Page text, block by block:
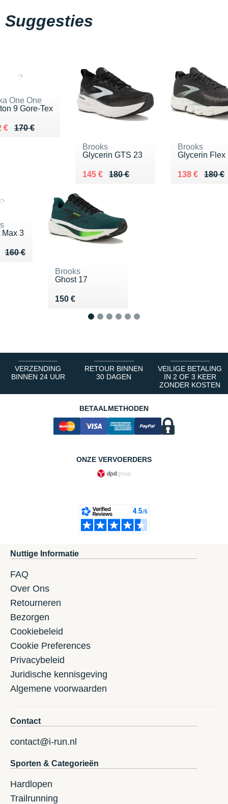
Suggesties
One One
9 Gore-Tex
170 €
de 170 €
€ 112 €
Brooks
Glycerin GTS 23
180 €
Au lieu de 180 €
145 €
Vendu 145 €
Brooks
Glycerin Flex
180 €
Au lieu de
138 €
Vendu 138 €
Max 3
160 €
de 160 €
125 €
Brooks
Ghost 17
150 €
Vendu 150 €
VERZENDING
BINNEN 24 UUR
RETOUR BINNEN
30 DAGEN
VEILIGE BETALING
IN 2 OF 3 KEER
ZONDER KOSTEN
BETAALMETHODEN
ONZE VERVOERDERS
Nuttige Informatie
FAQ
Over Ons
Retourneren
Bezorgen
Cookiebeleid
Cookie Preferences
Privacybeleid
Juridische kennisgeving
Algemene voorwaarden
Contact
contact@i-run.nl
Sporten & Categorieën
Hardlopen
Trailrunning